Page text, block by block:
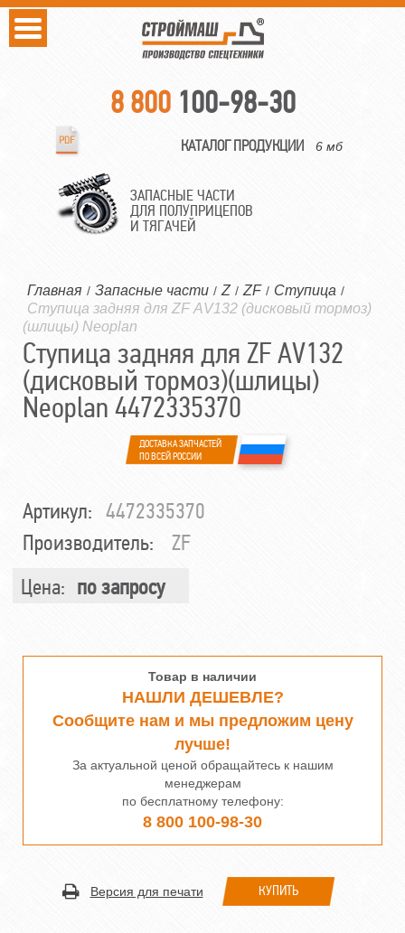
8 800 100-98-30
КАТАЛОГ ПРОДУКЦИИ 6 мб
ЗАПАСНЫЕ ЧАСТИ
ДЛЯ ПОЛУПРИЦЕПОВ
И ТЯГАЧЕЙ
Главная / Запасные части / Z / ZF / Ступица /
Ступица задняя для ZF АV132 (дисковый тормоз)
(шлицы) Neoplan
Ступица задняя для ZF АV132
(дисковый тормоз)(шлицы)
Neoplan 4472335370
ДОСТАВКА ЗАПЧАСТЕЙ
ПО ВСЕЙ РОССИИ
Артикул:
4472335370
Производитель:
ZF
Цена: по запросу
Товар в наличии
НАШЛИ ДЕШЕВЛЕ?
Сообщите нам и мы предложим цену
лучше!
За актуальной ценой обращайтесь к нашим
менеджерам
по бесплатному телефону:
8 800 100-98-30
Версия для печати КУПИТЬ